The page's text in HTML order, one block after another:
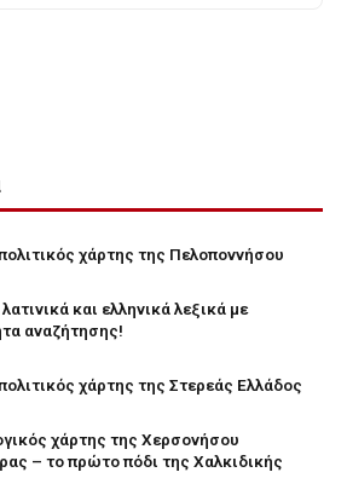
χάρτης της Πελοποννήσου
και ελληνικά λεξικά με
αναζήτησης!
χάρτης της Στερεάς Ελλάδος
χάρτης της Χερσονήσου
– το πρώτο πόδι της Χαλκιδικής